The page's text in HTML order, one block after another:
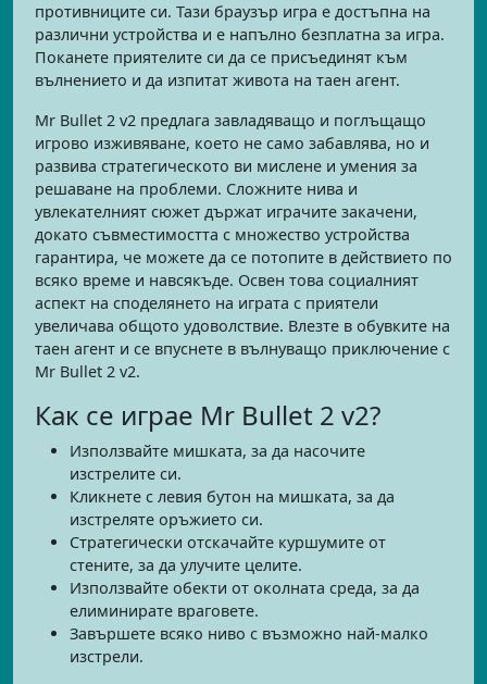
противниците си. Тази браузър игра е достъпна на
различни устройства и е напълно безплатна за игра.
Поканете приятелите си да се присъединят към
вълнението и да изпитат живота на таен агент.
Mr Bullet 2 v2 предлага завладяващо и поглъщащо
игрово изживяване, което не само забавлява, но и
развива стратегическото ви мислене и умения за
решаване на проблеми. Сложните нива и
увлекателният сюжет държат играчите закачени,
докато съвместимостта с множество устройства
гарантира, че можете да се потопите в действието по
всяко време и навсякъде. Освен това социалният
аспект на споделянето на играта с приятели
увеличава общото удоволствие. Влезте в обувките на
таен агент и се впуснете в вълнуващо приключение с
Mr Bullet 2 v2.
Как се играе Mr Bullet 2 v2?
Използвайте мишката, за да насочите
изстрелите си.
Кликнете с левия бутон на мишката, за да
изстреляте оръжието си.
Стратегически отскачайте куршумите от
стените, за да улучите целите.
Използвайте обекти от околната среда, за да
елиминирате враговете.
Завършете всяко ниво с възможно най-малко
изстрели.